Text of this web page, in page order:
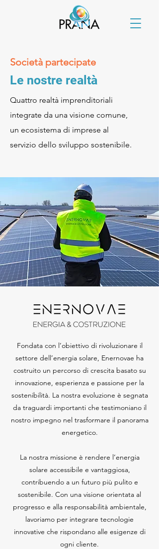
Società partecipate
Le nostre realtà
Quattro realtà imprenditoriali
integrate da una visione comune,
un ecosistema di imprese al
servizio dello sviluppo sostenibile.
Fondata con l’obiettivo di rivoluzionare il
settore dell’energia solare, Enernovae ha
costruito un percorso di crescita basato su
innovazione, esperienza e passione per la
sostenibilità. La nostra evoluzione è segnata
da traguardi importanti che testimoniano il
nostro impegno nel trasformare il panorama
energetico.
La nostra missione è rendere l’energia
solare accessibile e vantaggiosa,
contribuendo a un futuro più pulito e
sostenibile. Con una visione orientata al
progresso e alla responsabilità ambientale,
lavoriamo per integrare tecnologie
innovative che rispondano alle esigenze di
ogni cliente.